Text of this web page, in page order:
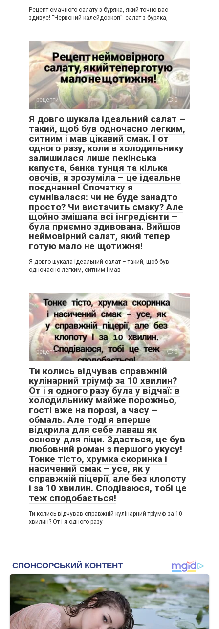
Рецепт смачного салату з буряка, який точно вас
здивує! “Червоний калейдоскоп”: салат з буряка,
рецепти 0
Я довго шукала ідеальний салат –
такий, щоб був одночасно легким,
ситним і мав цікавий смак. І от
одного разу, коли в холодильнику
залишилася лише пекінська
капуста, банка тунця та кілька
овочів, я зрозуміла – це ідеальне
поєднання! Спочатку я
сумнівалася: чи не буде занадто
просто? Чи вистачить смаку? Але
щойно змішала всі інгредієнти –
була приємно здивована. Вийшов
неймовірний салат, який тепер
готую мало не щотижня!
Я довго шукала ідеальний салат – такий, щоб був
одночасно легким, ситним і мав
рецепти 0
Ти колись відчував справжній
кулінарний тріумф за 10 хвилин?
От і я одного разу була у відчаї: в
холодильнику майже порожньо,
гості вже на порозі, а часу –
обмаль. Але тоді я вперше
відкрила для себе лаваш як
основу для піци. Здається, це був
любовний роман з першого укусу!
Тонке тісто, хрумка скоринка і
насичений смак – усе, як у
справжній піцерії, але без клопоту
і за 10 хвилин. Сподіваюся, тобі це
теж сподобається!
Ти колись відчував справжній кулінарний тріумф за 10
хвилин? От і я одного разу